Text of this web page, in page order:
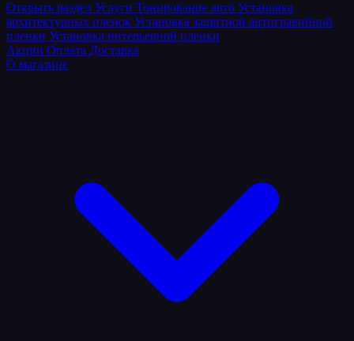
Открыть раздел Услуги Тонирование авто Установка
архитектурных пленок Установка защитной антигравийной
пленки Установка интерьерной пленки
Акции Оплата Доставка
О магазине